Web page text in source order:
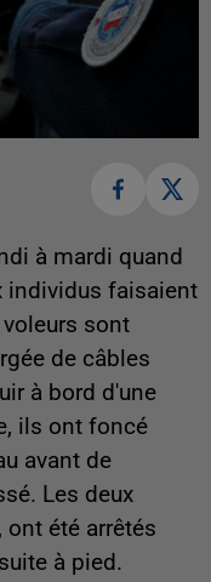
à mardi quand
individus faisaient
sont
de câbles
à bord d'une
ils ont foncé
avant de
Les deux
ont été arrêtés
à pied.